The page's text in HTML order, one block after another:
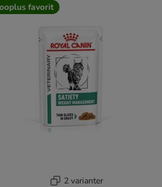
favorit
2 varianter